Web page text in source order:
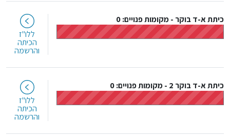
כיתת א-ד בוקר -מקומות פנויים: 0
ללו"ז
הכיתה
והרשמה
כיתת א-ד בוקר 2 -מקומות פנויים: 0
ללו"ז
הכיתה
והרשמה